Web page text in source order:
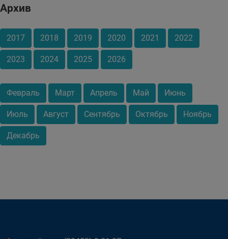
Архив
2017 2018 2019 2020 2021 2022
2023 2024 2025 2026
Февраль Март Апрель Май Июнь
Июль Август Сентябрь Октябрь Ноябрь
Декабрь